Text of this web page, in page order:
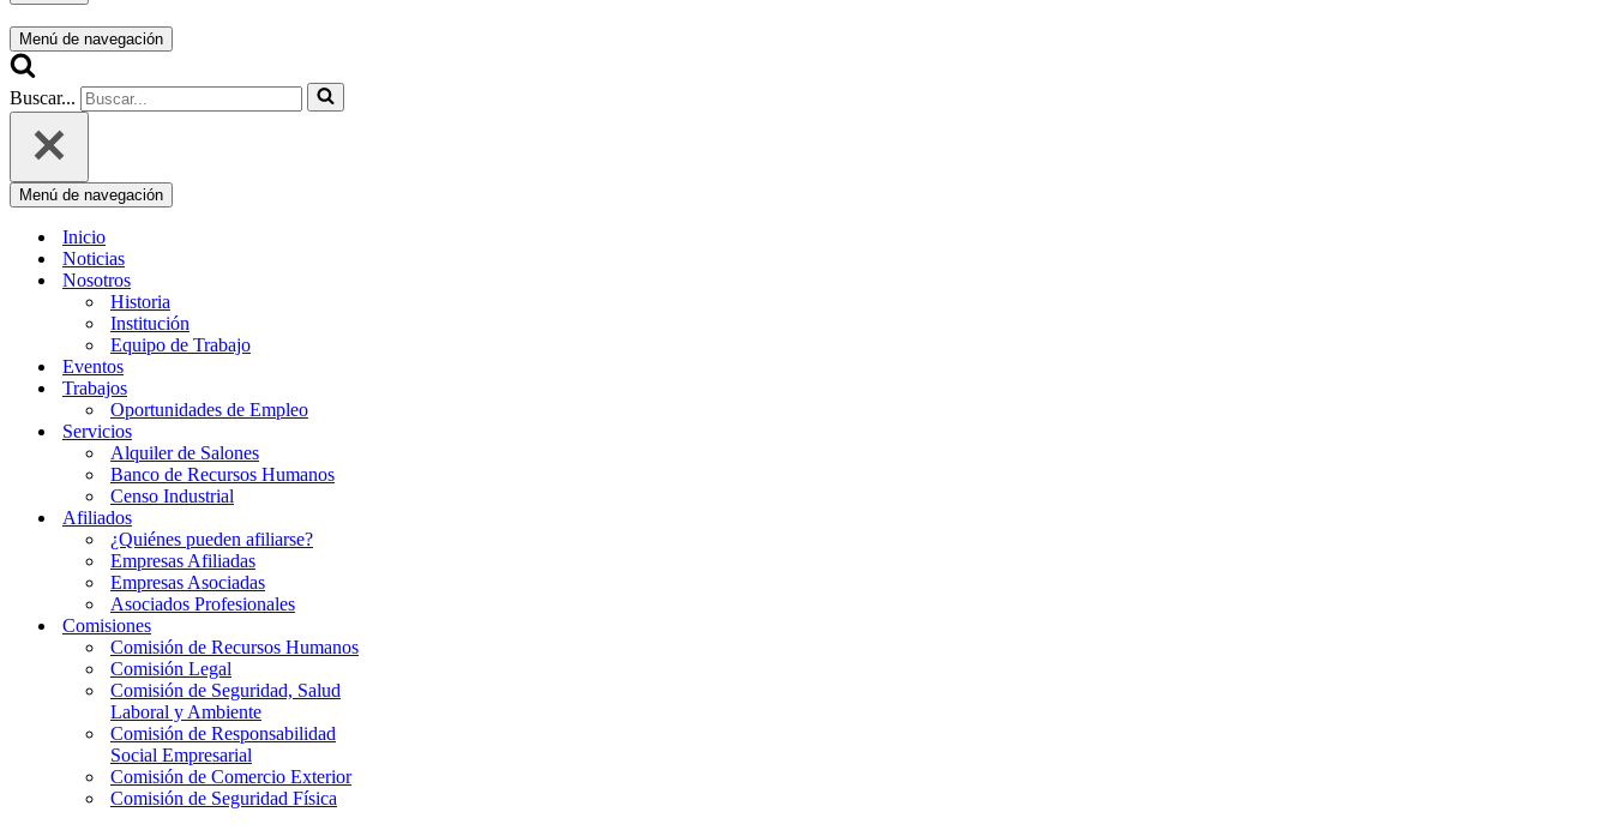
Menú de navegación
Buscar...
Menú de navegación
Inicio
Noticias
Nosotros
Historia
Institución
Equipo de Trabajo
Eventos
Trabajos
Oportunidades de Empleo
Servicios
Alquiler de Salones
Banco de Recursos Humanos
Censo Industrial
Afiliados
¿Quiénes pueden afiliarse?
Empresas Afiliadas
Empresas Asociadas
Asociados Profesionales
Comisiones
Comisión de Recursos Humanos
Comisión Legal
Comisión de Seguridad, Salud
Laboral y Ambiente
Comisión de Responsabilidad
Social Empresarial
Comisión de Comercio Exterior
Comisión de Seguridad Física